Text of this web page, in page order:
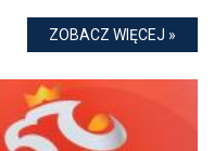
ZOBACZ WIĘCEJ »